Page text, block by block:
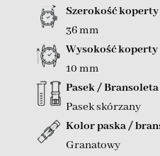
Szerokość koperty
36 mm
Wysokość koperty
10 mm
Pasek / Bransoleta
Pasek skórzany
Kolor paska /
Granatowy